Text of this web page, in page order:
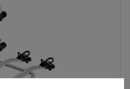
kg
konstrukce